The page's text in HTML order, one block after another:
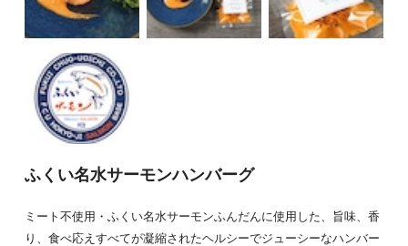
ふくい名水サーモンハンバーグ
ミート不使用・ふくい名水サーモンふんだんに使用した、旨味、香
り、食べ応えすべてが凝縮されたヘルシーでジューシーなハンバー